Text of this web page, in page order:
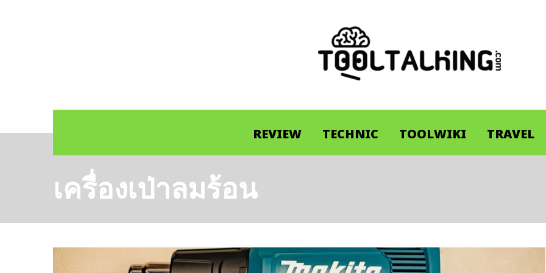
REVIEW TECHNIC TOOLWIKI TRAVEL
เครื่องเป่าลมร้อน